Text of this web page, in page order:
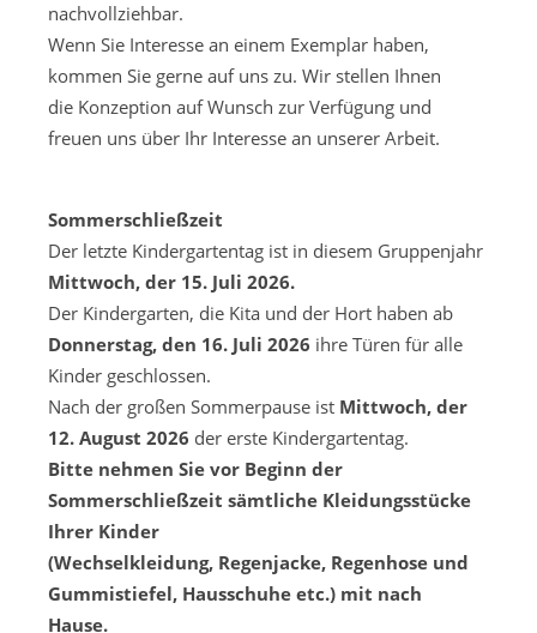
nachvollziehbar.
Wenn Sie Interesse an einem Exemplar haben,
kommen Sie gerne auf uns zu. Wir stellen Ihnen
die Konzeption auf Wunsch zur Verfügung und
freuen uns über Ihr Interesse an unserer Arbeit.
Sommerschließzeit
Der letzte Kindergartentag ist in diesem Gruppenjahr
Mittwoch, der 15. Juli 2026.
Der Kindergarten, die Kita und der Hort haben ab
Donnerstag, den 16. Juli 2026 ihre Türen für alle
Kinder geschlossen.
Nach der großen Sommerpause ist Mittwoch, der
12. August 2026 der erste Kindergartentag.
Bitte nehmen Sie vor Beginn der
Sommerschließzeit sämtliche Kleidungsstücke
Ihrer Kinder
(Wechselkleidung, Regenjacke, Regenhose und
Gummistiefel, Hausschuhe etc.) mit nach
Hause.